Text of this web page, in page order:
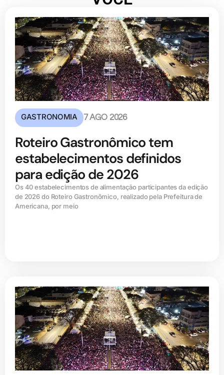
GASTRONOMIA 7 AGO 2026
Roteiro Gastronômico tem
estabelecimentos definidos
para edição de 2026
Os 40 estabelecimentos de alimentação participantes da edição
de 2026 do Roteiro Gastronômico, realizado pela Prefeitura de
Americana, por meio